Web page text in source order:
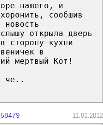
нашего, и
сообшив
новость
открыла дверь
сторону кухни
в
мертвый Кот!
че..
11.01.2012